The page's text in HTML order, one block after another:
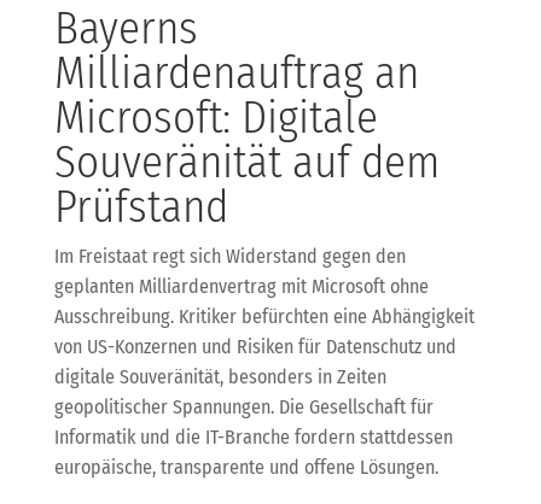
Bayerns
Milliardenauftrag an
Microsoft: Digitale
Souveränität auf dem
Prüfstand
Im Freistaat regt sich Widerstand gegen den
geplanten Milliardenvertrag mit Microsoft ohne
Ausschreibung. Kritiker befürchten eine Abhängigkeit
von US-Konzernen und Risiken für Datenschutz und
digitale Souveränität, besonders in Zeiten
geopolitischer Spannungen. Die Gesellschaft für
Informatik und die IT-Branche fordern stattdessen
europäische, transparente und offene Lösungen.